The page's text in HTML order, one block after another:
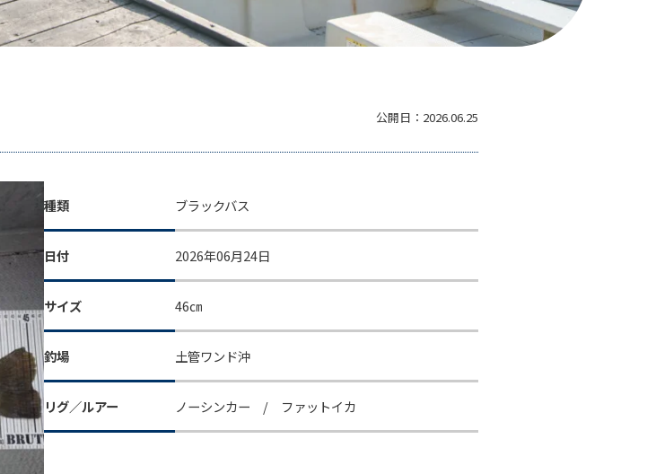
公開日： 2026.06.25
種類 ブラックバス
日付 2026年06月24日
サイズ 46㎝
釣場 土管ワンド沖
リグ／ルアー ノーシンカー / ファットイカ